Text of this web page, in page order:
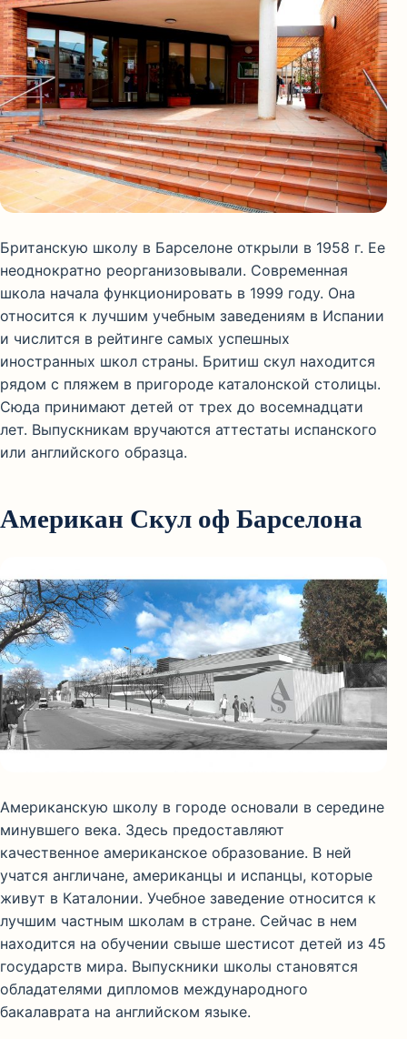
Британскую школу в Барселоне открыли в 1958 г. Ее
неоднократно реорганизовывали. Современная
школа начала функционировать в 1999 году. Она
относится к лучшим учебным заведениям в Испании
и числится в рейтинге самых успешных
иностранных школ страны. Бритиш скул находится
рядом с пляжем в пригороде каталонской столицы.
Сюда принимают детей от трех до восемнадцати
лет. Выпускникам вручаются аттестаты испанского
или английского образца.
Американ Скул оф Барселона
Американскую школу в городе основали в середине
минувшего века. Здесь предоставляют
качественное американское образование. В ней
учатся англичане, американцы и испанцы, которые
живут в Каталонии. Учебное заведение относится к
лучшим частным школам в стране. Сейчас в нем
находится на обучении свыше шестисот детей из 45
государств мира. Выпускники школы становятся
обладателями дипломов международного
бакалаврата на английском языке.